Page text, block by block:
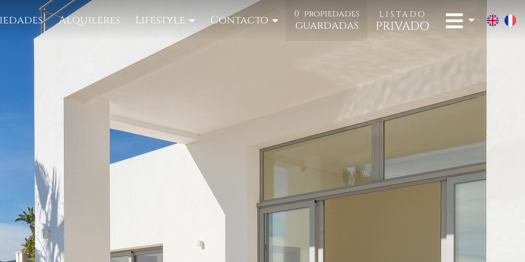
Alquileres Lifestyle Contacto 0 propiedades
guardadas
LISTADO
PRIVADO